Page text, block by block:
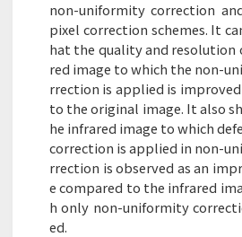
non-uniformity correction
pixel correction schemes. It
hat the quality and resolution
red image to which the non-
rrection is applied is
to the original image. It also
he infrared image to which
correction is applied in non-
rrection is observed as an
e compared to the infrared
h only non-uniformity
ed.